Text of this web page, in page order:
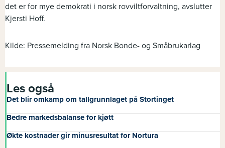
det er for mye demokrati i norsk rovviltforvaltning, avslutter
Kjersti Hoff.
Kilde: Pressemelding fra Norsk Bonde- og Småbrukarlag
Les også
Det blir omkamp om tallgrunnlaget på Stortinget
Bedre markedsbalanse for kjøtt
Økte kostnader gir minusresultat for Nortura